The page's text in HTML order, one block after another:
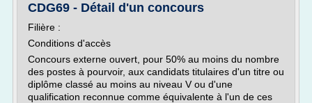
CDG69 - Détail d'un concours
Filière :
Conditions d'accès
Concours externe ouvert, pour 50% au moins du nombre
des postes à pourvoir, aux candidats titulaires d'un titre ou
diplôme classé au moins au niveau V ou d'une
qualification reconnue comme équivalente à l'un de ces